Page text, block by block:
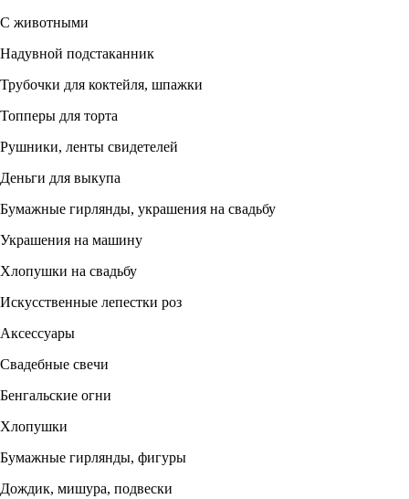
С животными
Надувной подстаканник
Трубочки для коктейля, шпажки
Топперы для торта
Рушники, ленты свидетелей
Деньги для выкупа
Бумажные гирлянды, украшения на свадьбу
Украшения на машину
Хлопушки на свадьбу
Искусственные лепестки роз
Аксессуары
Свадебные свечи
Бенгальские огни
Хлопушки
Бумажные гирлянды, фигуры
Дождик, мишура, подвески